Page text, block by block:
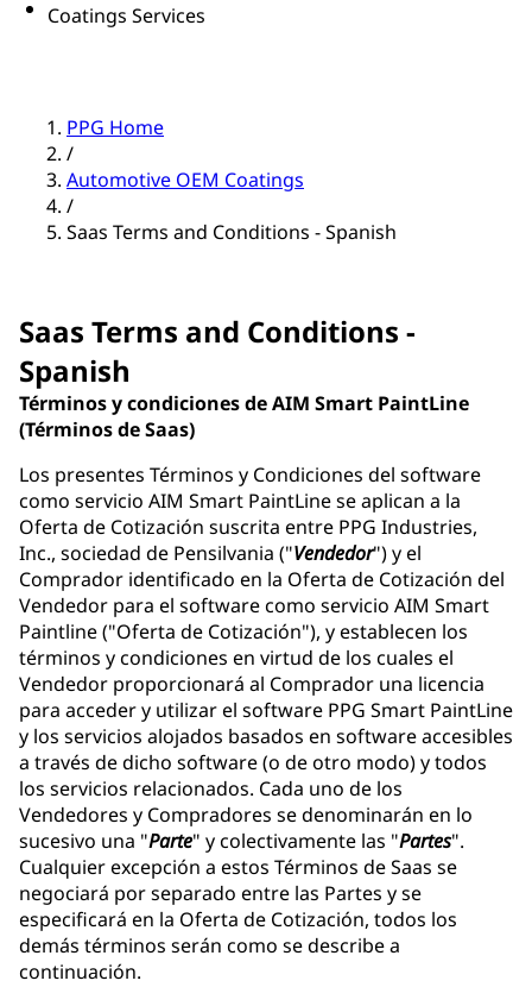
Coatings Services
PPG Home
/
Automotive OEM Coatings
/
Saas Terms and Conditions - Spanish
Saas Terms and Conditions -
Spanish
Términos y condiciones de AIM Smart PaintLine
(Términos de Saas)
Los presentes Términos y Condiciones del software
como servicio AIM Smart PaintLine se aplican a la
Oferta de Cotización suscrita entre PPG Industries,
Inc., sociedad de Pensilvania ("Vendedor") y el
Comprador identificado en la Oferta de Cotización del
Vendedor para el software como servicio AIM Smart
Paintline ("Oferta de Cotización"), y establecen los
términos y condiciones en virtud de los cuales el
Vendedor proporcionará al Comprador una licencia
para acceder y utilizar el software PPG Smart PaintLine
y los servicios alojados basados en software accesibles
a través de dicho software (o de otro modo) y todos
los servicios relacionados. Cada uno de los
Vendedores y Compradores se denominarán en lo
sucesivo una "Parte" y colectivamente las "Partes".
Cualquier excepción a estos Términos de Saas se
negociará por separado entre las Partes y se
especificará en la Oferta de Cotización, todos los
demás términos serán como se describe a
continuación.